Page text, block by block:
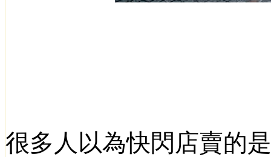
很多人以為快閃店賣的